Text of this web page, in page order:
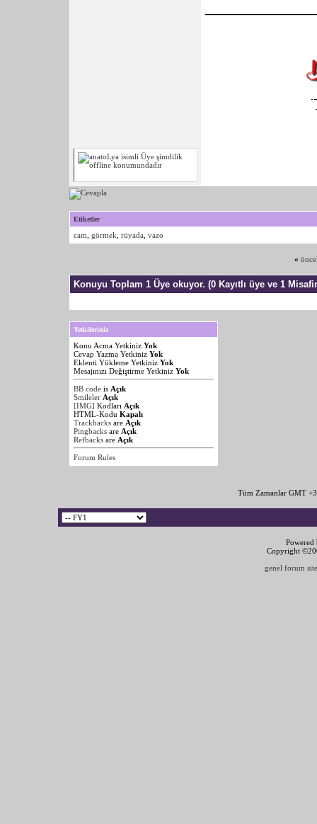
Etiketler
cam görmek rüyada vazo
«
Konuyu Toplam 1 Üye okuyor. (0 Kayıtlı üye ve 1
Yetkileriniz
Konu Acma Yetkiniz Yok
Cevap Yazma Yetkiniz Yok
Eklenti Yükleme Yetkiniz Yok
Mesajınızı Değiştirme Yetkiniz Yok
BB code is Açık
Smileler Açık
[IMG] Kodları Açık
HTML-Kodu Kapalı
Trackbacks are Açık
Pingbacks are Açık
Refbacks are Açık
Forum Rules
Tüm Zamanlar GMT
Copyright
genel forum